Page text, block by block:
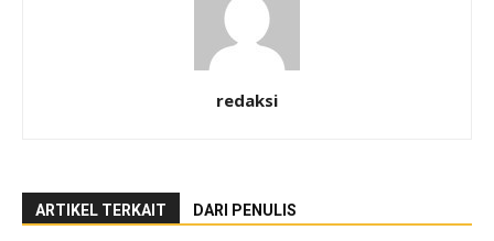
redaksi
ARTIKEL TERKAIT DARI PENULIS